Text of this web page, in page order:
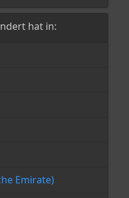
hat in:
Emirate)